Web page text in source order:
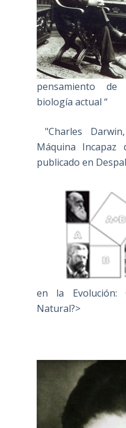
pensamiento
biología actual “
"Charles
Máquina Incapaz
publicado en
en la Evolución:
Natural?>